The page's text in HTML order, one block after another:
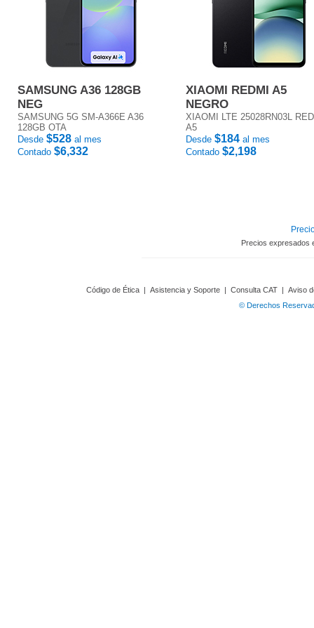
SAMSUNG A36 128GB
NEG
SAMSUNG 5G SM-A366E A36
128GB OTA
Desde $528 al mes
Contado $6,332
XIAOMI REDMI A5
NEGRO
XIAOMI LTE 25028RN03L
A5
Desde $184 al mes
Contado $2,198
Precios expresados
Código de Ética | Asistencia y Soporte | Consulta CAT | Aviso
© Derechos